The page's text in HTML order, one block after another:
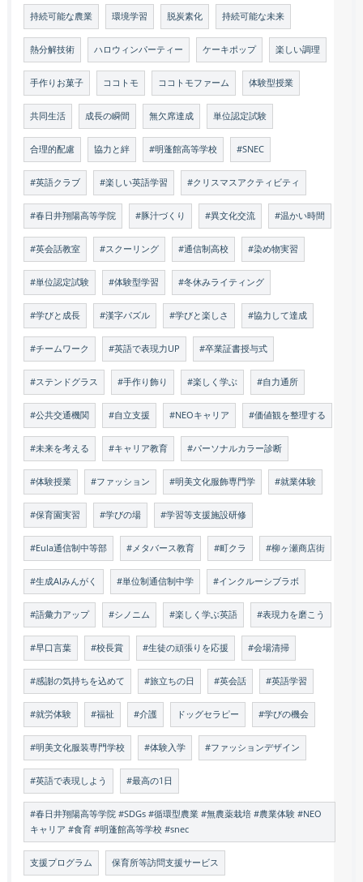
持続可能な農業 環境学習 脱炭素化 持続可能な未来
熱分解技術 ハロウィンパーティー ケーキポップ 楽しい調理
手作りお菓子 ココトモ ココトモファーム 体験型授業
共同生活 成長の瞬間 無欠席達成 単位認定試験
合理的配慮 協力と絆 #明蓬館高等学校 #SNEC
#英語クラブ #楽しい英語学習 #クリスマスアクティビティ
#春日井翔陽高等学院 #豚汁づくり #異文化交流 #温かい時間
#英会話教室 #スクーリング #通信制高校 #染め物実習
#単位認定試験 #体験型学習 #冬休みライティング
#学びと成長 #漢字パズル #学びと楽しさ #協力して達成
#チームワーク #英語で表現力UP #卒業証書授与式
#ステンドグラス #手作り飾り #楽しく学ぶ #自力通所
#公共交通機関 #自立支援 #NEOキャリア #価値観を整理する
#未来を考える #キャリア教育 #パーソナルカラー診断
#体験授業 #ファッション #明美文化服飾専門学 #就業体験
#保育園実習 #学びの場 #学習等支援施設研修
#Eula通信制中等部 #メタバース教育 #町クラ #柳ヶ瀬商店街
#生成AIみんがく #単位制通信制中学 #インクルーシブラボ
#語彙力アップ #シノニム #楽しく学ぶ英語 #表現力を磨こう
#早口言葉 #校長賞 #生徒の頑張りを応援 #会場清掃
#感謝の気持ちを込めて #旅立ちの日 #英会話 #英語学習
#就労体験 #福祉 #介護 ドッグセラピー #学びの機会
#明美文化服装専門学校 #体験入学 #ファッションデザイン
#英語で表現しよう #最高の1日
#春日井翔陽高等学院 #SDGs #循環型農業 #無農薬栽培 #農業体験 #NEO
キャリア #食育 #明蓬館高等学校 #snec
支援プログラム 保育所等訪問支援サービス